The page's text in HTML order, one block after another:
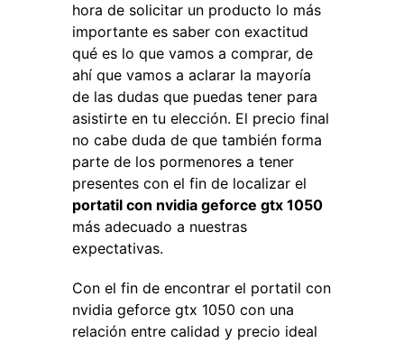
hora de solicitar un producto lo más
importante es saber con exactitud
qué es lo que vamos a comprar, de
ahí que vamos a aclarar la mayoría
de las dudas que puedas tener para
asistirte en tu elección. El precio final
no cabe duda de que también forma
parte de los pormenores a tener
presentes con el fin de localizar el
portatil con nvidia geforce gtx 1050
más adecuado a nuestras
expectativas.
Con el fin de encontrar el portatil con
nvidia geforce gtx 1050 con una
relación entre calidad y precio ideal